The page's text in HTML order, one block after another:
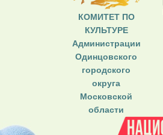
КОМИТЕТ ПО
КУЛЬТУРЕ
Администрации
Одинцовского
городского
округа
Московской
области